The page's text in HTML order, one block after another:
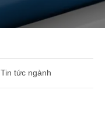
Tin tức ngành